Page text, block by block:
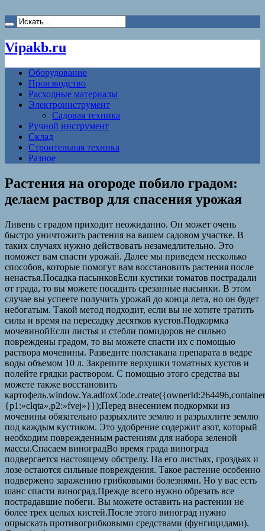
Vipakb.ru
Оборудование
Производство
Расходные материалы
Электроинструмент
Садовая техника
Ручной инструмент
Склад
Строительная техника
Разное
Растения на огороде побило градом:
делаем раствор для спасения урожая
Ливень с градом приходит неожиданно. Он может очень
быстро уничтожить растения на вашем садовом участке. В
таких случаях нужно действовать незамедлительно. Это
поможет вам спасти урожай. Далее мы приведем несколько
способов, которые помогут вам восстановить растения после
ненастья.Посадка пасынковЕсли кустики томатов пострадали
от града, то вы можете посадить срезанные пасынки. В этом
случае вы успеете получить урожай до конца лета, но он будет
небогатым. Такой метод подходит, если вы не хотите тратить
силы и время на пересадку десятков кустов.Подкормка
мочевинойЕсли листья и стебли помидоров не сильно
повреждены градом, то вы можете спасти их с помощью
раствора мочевины. Разведите полстакана препарата в ведре
воды объемом 10 л. Закрепите верхушки томатных кустов и
полейте грядки раствором. С помощью этого средства вы
можете также восстановить
{p1:»clqta»,p2:»fvej»}});Перед внесением подкормки из
мочевины обязательно разрыхлите землю и разрыхлите землю
под каждым кустиком. Это удобрение содержит азот, который
необходим поврежденным растениям для набора зеленой
массы.Спасаем виноградВо время града виноград
подвергается настоящему обстрелу. На его листьях, гроздьях и
лозе остаются сильные повреждения. Такое растение особенно
подвержено заражению грибковыми болезнями. Но у вас есть
шанс спасти виноград.Прежде всего нужно обрезать все
пострадавшие побеги. Вы можете оставить на растении не
более трех целых кистей.После этого виноград нужно
опрыскать противогрибковыми средствами (фунгицидами).